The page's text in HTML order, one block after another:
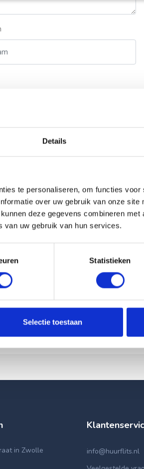
Details
te personaliseren, om functies voor
over uw gebruik van onze site
deze gegevens combineren met
van uw gebruik van hun services.
Statistieken
Selectie toestaan
in Zwolle
info@huurflits.nl